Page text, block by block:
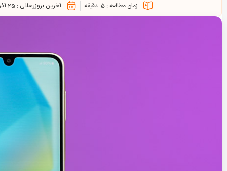
زمان مطالعه :5 دقیقه آخرین بروزرسانی : 25 آذر 1403